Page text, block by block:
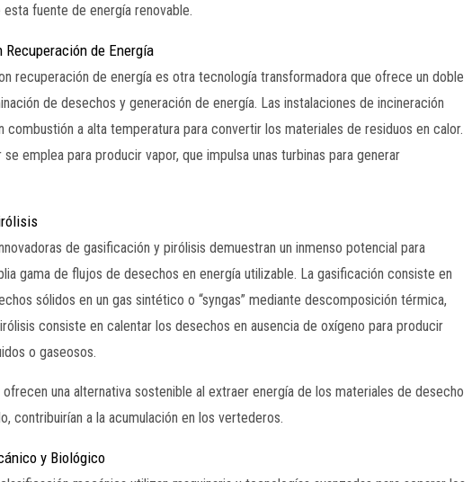
fuente de energía renovable.
de Energía
recuperación de energía es otra tecnología transformadora que ofrece un doble
de desechos y generación de energía. Las instalaciones de incineración
combustión a alta temperatura para convertir los materiales de residuos en calor.
emplea para producir vapor, que impulsa unas turbinas para generar
de gasificación y pirólisis demuestran un inmenso potencial para
gama de flujos de desechos en energía utilizable. La gasificación consiste en
sólidos en un gas sintético o “syngas” mediante descomposición térmica,
consiste en calentar los desechos en ausencia de oxígeno para producir
o gaseosos.
una alternativa sostenible al extraer energía de los materiales de desecho
contribuirían a la acumulación en los vertederos.
y Biológico